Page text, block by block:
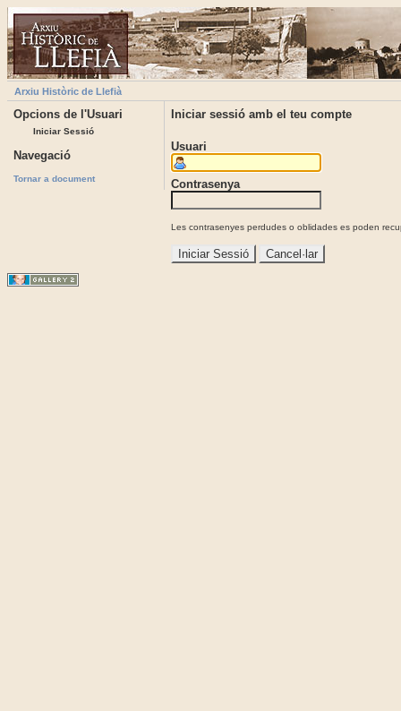
Arxiu Històric de Llefià
Opcions de l'Usuari
Iniciar Sessió
Navegació
Tornar a document
Iniciar sessió amb el teu compte
Usuari
Contrasenya
Les contrasenyes perdudes o oblidades es poden